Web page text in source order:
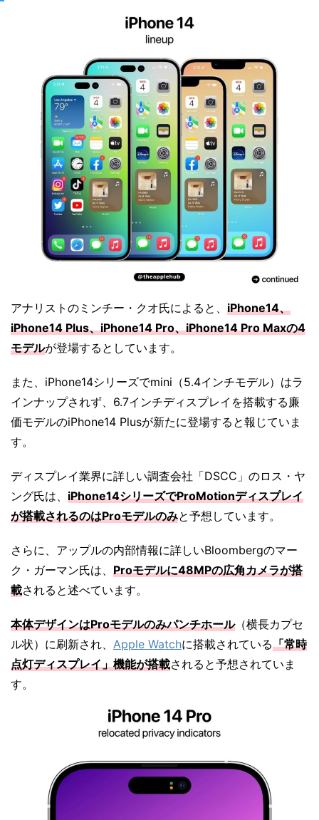
アナリストのミンチー・クオ氏によると、 iPhone14、
iPhone14 Plus、iPhone14 Pro、iPhone14 Pro Maxの4
モデルが登場するとしています。
また、iPhone14シリーズでmini（5.4インチモデル）はラ
インナップされず、6.7インチディスプレイを搭載する廉
価モデルのiPhone14 Plusが新たに登場すると報じていま
す。
ディスプレイ業界に詳しい調査会社「DSCC」のロス・ヤ
ング氏は、 iPhone14シリーズでProMotionディスプレイ
が搭載されるのはProモデルのみと予想しています。
さらに、アップルの内部情報に詳しいBloombergのマー
ク・ガーマン氏は、 Proモデルに48MPの広角カメラが搭
載されると述べています。
本体デザインはProモデルのみパンチホール（横長カプセ
ル状）に刷新され、 Apple Watchに搭載されている「常時
点灯ディスプレイ」機能が搭載されると予想されていま
す。